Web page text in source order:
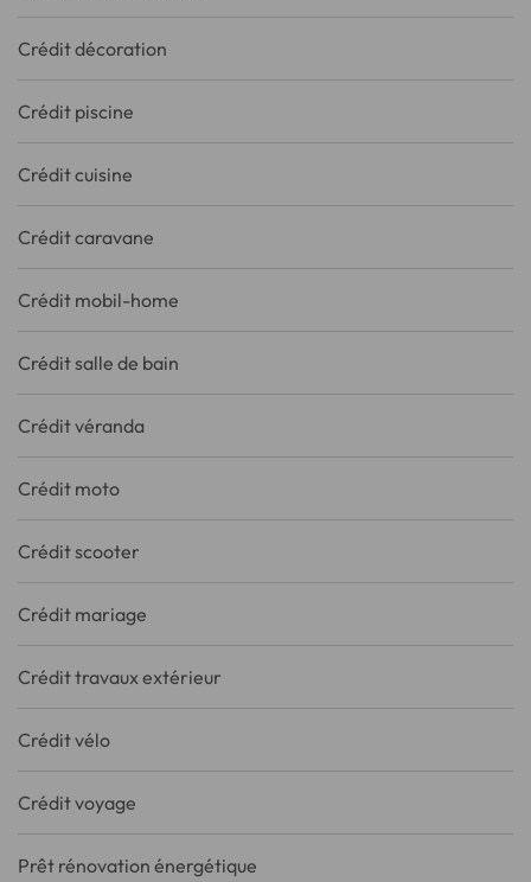
Crédit décoration
Crédit piscine
Crédit cuisine
Crédit caravane
Crédit mobil-home
Crédit salle de bain
Crédit véranda
Crédit moto
Crédit scooter
Crédit mariage
Crédit travaux extérieur
Crédit vélo
Crédit voyage
Prêt rénovation énergétique